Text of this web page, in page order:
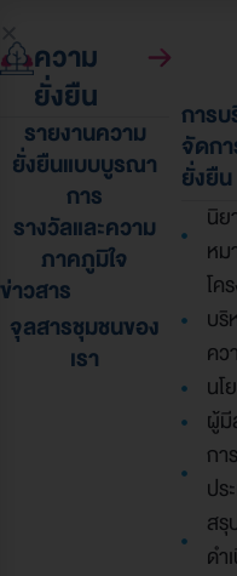
ความ
ยั่งยืน
รายงานความ
ยั่งยืนแบบบูรณา
การ
รางวัลและความ
ภาคภูมิใจ
ข่าวสาร
จุลสารชุมชนของ
เรา
การ
จัดก
ยั่งยืน
นิย
หม
โค
บริ
คว
นโ
ผู้มี
กา
ปร
สรุ
ดำ